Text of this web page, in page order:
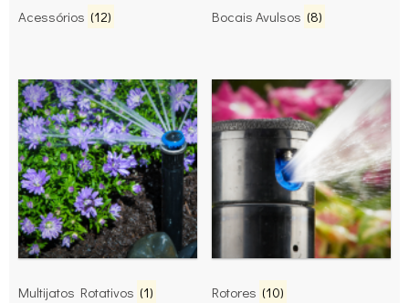
Acessórios (12) Bocais Avulsos (8)
Multijatos Rotativos (1) Rotores (10)